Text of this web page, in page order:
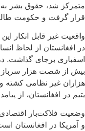
متمرکز شد، حقوق بشر
قرار گرفت و حکومت
واقعیت غیر قابل انکار
در افغانستان از لحاظ
اسفباری برجای گذاشت.
بیش از شصت هزار سرباز
هزاران غیر نظامی کشته
یتیم در افغانستان، از
وضعیت فلاکت‌بار
و آمریکا در افغانستان